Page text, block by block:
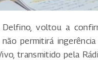
Delfino, voltou a
permitirá ingerência
transmitido pela